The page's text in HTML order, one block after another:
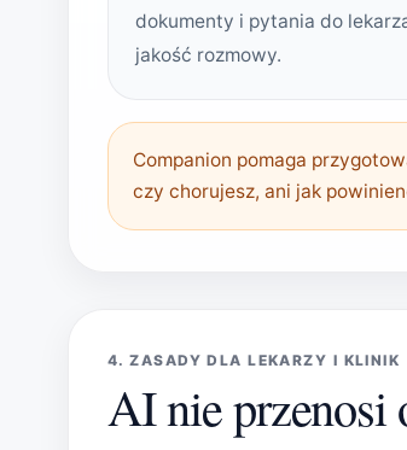
dokumenty i pytania do
jakość rozmowy.
Companion pomaga
czy chorujesz, ani jak
4. ZASADY DLA LEKARZY I KLINIK
AI nie przenosi